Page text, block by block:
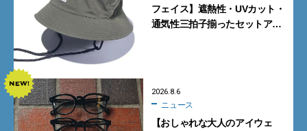
フェイス】遮熱性・UVカット・
通気性三拍子揃ったセットアッ
2026.8.6
ニュース
【おしゃれな大人のアイウェ